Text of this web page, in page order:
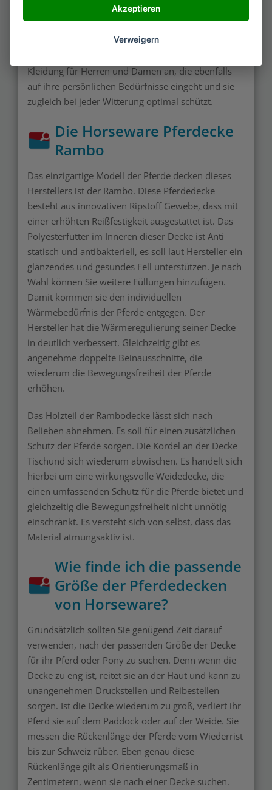
auch Sattel decken von Horseware kaufen, Sie sich
Rücken Proportionen anpassen. Das Unternehmen
Kleidung für Herren und Damen an, die ebenfalls
auf ihre persönlichen Bedürfnisse eingeht und sie
zugleich bei jeder Witterung optimal schützt.
Die Horseware Pferdecke
Rambo
Das einzigartige Modell der Pferde decken dieses
Herstellers ist der Rambo. Diese Pferdedecke
besteht aus innovativen Ripstoff Gewebe, dass mit
einer erhöhten Reißfestigkeit ausgestattet ist. Das
Polyesterfutter im Inneren dieser Decke ist Anti
statisch und antibakteriell, es soll laut Hersteller ein
glänzendes und gesundes Fell unterstützen. Je nach
Wahl können Sie weitere Füllungen hinzufügen.
Damit kommen sie den individuellen
Wärmebedürfnis der Pferde entgegen. Der
Hersteller hat die Wärmeregulierung seiner Decke
in deutlich verbessert. Gleichzeitig gibt es
angenehme doppelte Beinausschnitte, die
wiederum die Bewegungsfreiheit der Pferde
erhöhen.
Das Holzteil der Rambodecke lässt sich nach
Belieben abnehmen. Es soll für einen zusätzlichen
Schutz der Pferde sorgen. Die Kordel an der Decke
Tischund sich wiederum abwischen. Es handelt sich
hierbei um eine wirkungsvolle Weidedecke, die
einen umfassenden Schutz für die Pferde bietet und
gleichzeitig die Bewegungsfreiheit nicht unnötig
einschränkt. Es versteht sich von selbst, dass das
Material atmungsaktiv ist.
Wie finde ich die passende
Größe der Pferdedecken
von Horseware?
Grundsätzlich sollten Sie genügend Zeit darauf
verwenden, nach der passenden Größe der Decke
für ihr Pferd oder Pony zu suchen. Denn wenn die
Decke zu eng ist, reitet sie an der Haut und kann zu
unangenehmen Druckstellen und Reibestellen
sorgen. Ist die Decke wiederum zu groß, verliert ihr
Pferd sie auf dem Paddock oder auf der Weide. Sie
messen die Rückenlänge der Pferde vom Wiederrist
bis zur Schweiz rüber. Eben genau diese
Rückenlänge gilt als Orientierungsmaß in
Zentimetern, wenn sie nach einer Decke suchen.
Akzeptieren
Verweigern